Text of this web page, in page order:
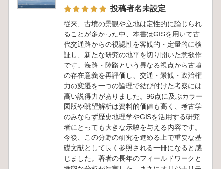
投稿者名未設定
従来、古墳の景観や立地は定性的に論じられ
ることが多かった中、本書はGISを用いて古
代交通路からの視認性を客観的・定量的に検
証し、新たな研究の地平を切り開いた意欲作
です。海路・陸路という異なる視点から古墳
の存在意義を再評価し、交通・景観・政治権
力の変遷を一つの論理で結び付けた考察には
高い説得力がありました。96点に及ぶカラー
図版や眺望解析は資料的価値も高く、考古学
のみならず歴史地理学やGISを活用する研究
者にとっても大きな示唆を与える内容です。
今後、この分野の研究を進める上で重要な基
礎文献として長く参照される一冊になると感
じました。著者の長年のフィールドワークと